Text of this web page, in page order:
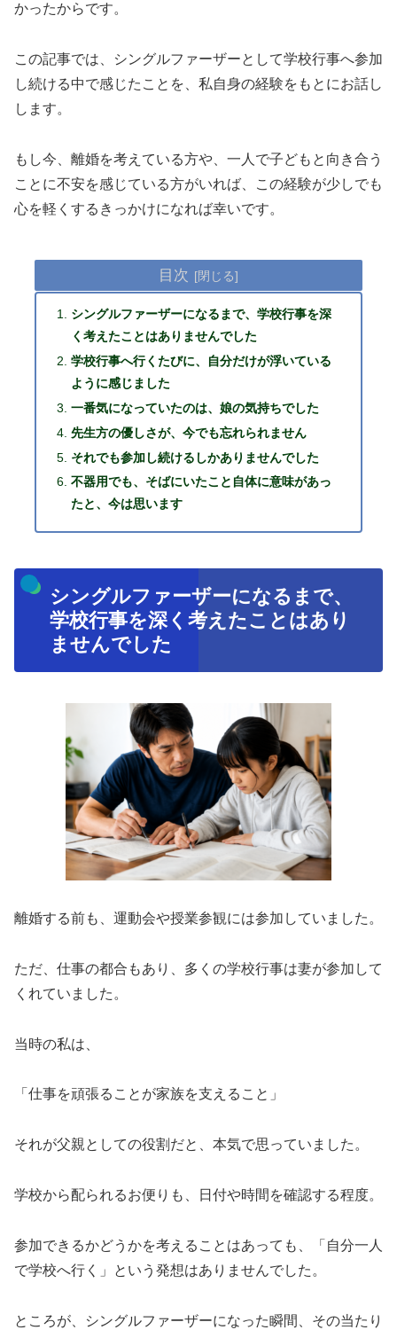
かったからです。
この記事では、シングルファーザーとして学校行事へ参加
し続ける中で感じたことを、私自身の経験をもとにお話し
します。
もし今、離婚を考えている方や、一人で子どもと向き合う
ことに不安を感じている方がいれば、この経験が少しでも
心を軽くするきっかけになれば幸いです。
目次
シングルファーザーになるまで、学校行事を深
く考えたことはありませんでした
学校行事へ行くたびに、自分だけが浮いている
ように感じました
一番気になっていたのは、娘の気持ちでした
先生方の優しさが、今でも忘れられません
それでも参加し続けるしかありませんでした
不器用でも、そばにいたこと自体に意味があっ
たと、今は思います
シングルファーザーになるまで、
学校行事を深く考えたことはあり
ませんでした
離婚する前も、運動会や授業参観には参加していました。
ただ、仕事の都合もあり、多くの学校行事は妻が参加して
くれていました。
当時の私は、
「仕事を頑張ることが家族を支えること」
それが父親としての役割だと、本気で思っていました。
学校から配られるお便りも、日付や時間を確認する程度。
参加できるかどうかを考えることはあっても、「自分一人
で学校へ行く」という発想はありませんでした。
ところが、シングルファーザーになった瞬間、その当たり